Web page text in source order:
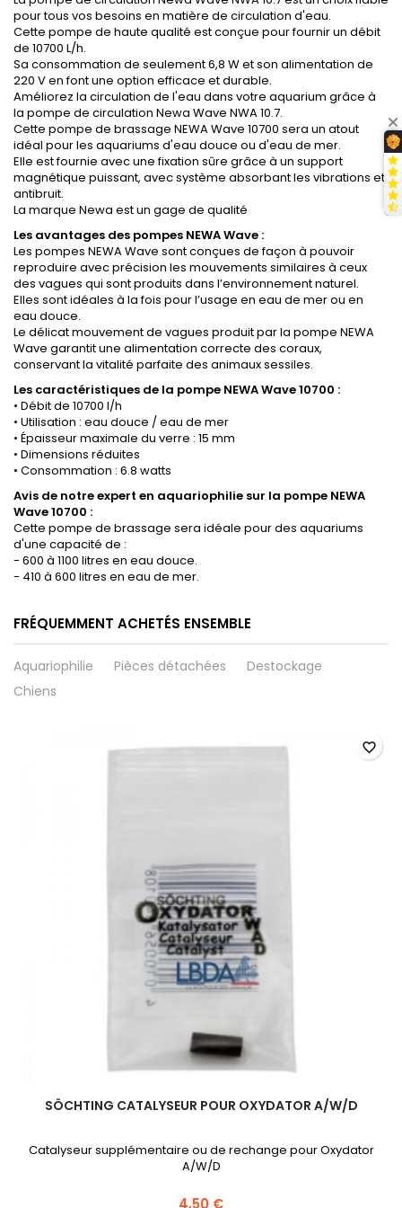
pour tous vos besoins en matière de circulation d'eau.
Cette pompe de haute qualité est conçue pour fournir un débit
de 10700 L/h.
Sa consommation de seulement 6,8 W et son alimentation de
220 V en font une option efficace et durable.
Améliorez la circulation de l'eau dans votre aquarium grâce à
la pompe de circulation Newa Wave NWA 10.7.
Cette pompe de brassage NEWA Wave 10700 sera un atout
idéal pour les aquariums d'eau douce ou d'eau de mer.
Elle est fournie avec une fixation sûre grâce à un support
magnétique puissant, avec système absorbant les vibrations et
antibruit.
La marque Newa est un gage de qualité
Les avantages des pompes NEWA Wave :
Les pompes NEWA Wave sont conçues de façon à pouvoir
reproduire avec précision les mouvements similaires à ceux
des vagues qui sont produits dans l’environnement naturel.
Elles sont idéales à la fois pour l’usage en eau de mer ou en
eau douce.
Le délicat mouvement de vagues produit par la pompe NEWA
Wave garantit une alimentation correcte des coraux,
conservant la vitalité parfaite des animaux sessiles.
Les caractéristiques de la pompe NEWA Wave 10700 :
• Débit de 10700 l/h
• Utilisation : eau douce / eau de mer
• Épaisseur maximale du verre : 15 mm
• Dimensions réduites
• Consommation : 6.8 watts
Avis de notre expert en aquariophilie sur la pompe NEWA
Wave 10700 :
Cette pompe de brassage sera idéale pour des aquariums
d'une capacité de :
- 600 à 1100 litres en eau douce.
- 410 à 600 litres en eau de mer.
FRÉQUEMMENT ACHETÉS ENSEMBLE
Aquariophilie Pièces détachées
Destockage
Chiens
SÖCHTING CATALYSEUR POUR OXYDATOR A/W/D
Catalyseur supplémentaire ou de rechange pour Oxydator
A/W/D
favorite_border